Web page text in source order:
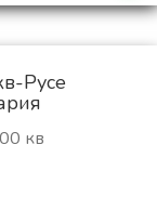
Русе
кв